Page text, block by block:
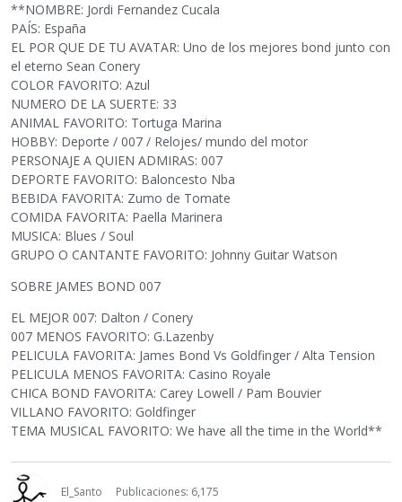
**NOMBRE: Jordi Fernandez Cucala
PAÍS: España
EL POR QUE DE TU AVATAR: Uno de los mejores bond junto con
el eterno Sean Conery
COLOR FAVORITO: Azul
NUMERO DE LA SUERTE: 33
ANIMAL FAVORITO: Tortuga Marina
HOBBY: Deporte / 007 / Relojes/ mundo del motor
PERSONAJE A QUIEN ADMIRAS: 007
DEPORTE FAVORITO: Baloncesto Nba
BEBIDA FAVORITA: Zumo de Tomate
COMIDA FAVORITA: Paella Marinera
MUSICA: Blues / Soul
GRUPO O CANTANTE FAVORITO: Johnny Guitar Watson
SOBRE JAMES BOND 007
EL MEJOR 007: Dalton / Conery
007 MENOS FAVORITO: G.Lazenby
PELICULA FAVORITA: James Bond Vs Goldfinger / Alta Tension
PELICULA MENOS FAVORITA: Casino Royale
CHICA BOND FAVORITA: Carey Lowell / Pam Bouvier
VILLANO FAVORITO: Goldfinger
TEMA MUSICAL FAVORITO: We have all the time in the World**
El_Santo
Publicaciones: 6,175